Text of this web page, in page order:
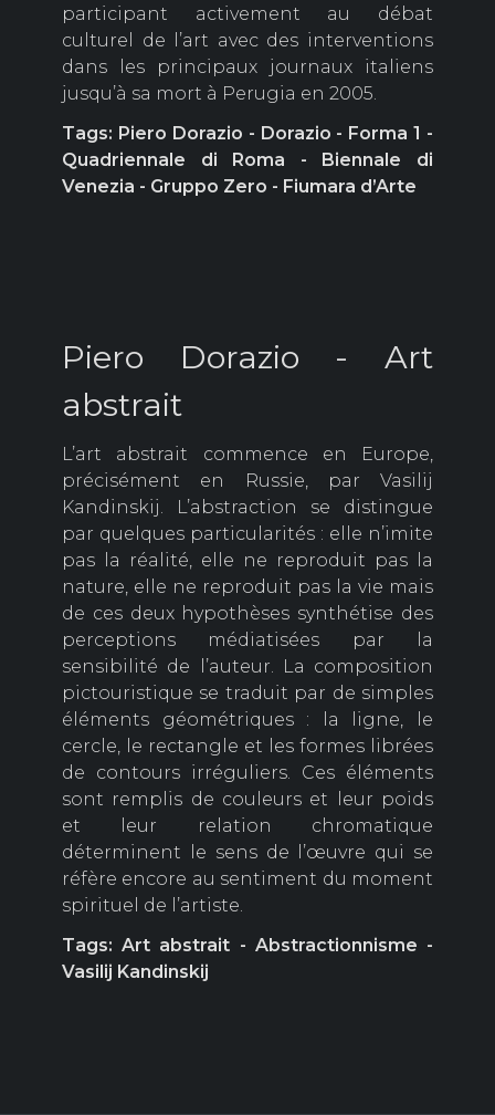
participant activement au débat
culturel de l’art avec des interventions
dans les principaux journaux italiens
jusqu’à sa mort à Perugia en 2005.
Tags: Piero Dorazio - Dorazio - Forma 1 -
Quadriennale di Roma - Biennale di
Venezia - Gruppo Zero - Fiumara d’Arte
Piero Dorazio - Art
abstrait
L’art abstrait commence en Europe,
précisément en Russie, par Vasilij
Kandinskij. L’abstraction se distingue
par quelques particularités : elle n’imite
pas la réalité, elle ne reproduit pas la
nature, elle ne reproduit pas la vie mais
de ces deux hypothèses synthétise des
perceptions médiatisées par la
sensibilité de l’auteur. La composition
pictouristique se traduit par de simples
éléments géométriques : la ligne, le
cercle, le rectangle et les formes librées
de contours irréguliers. Ces éléments
sont remplis de couleurs et leur poids
et leur relation chromatique
déterminent le sens de l’œuvre qui se
réfère encore au sentiment du moment
spirituel de l’artiste.
Tags: Art abstrait - Abstractionnisme -
Vasilij Kandinskij